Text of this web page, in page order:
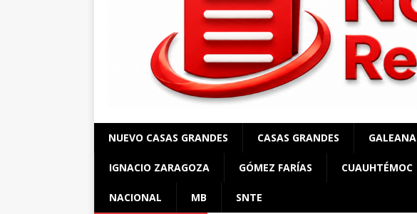
NUEVO CASAS GRANDES CASAS GRANDES GALEANA
IGNACIO ZARAGOZA GÓMEZ FARÍAS CUAUHTÉMOC
NACIONAL MB SNTE